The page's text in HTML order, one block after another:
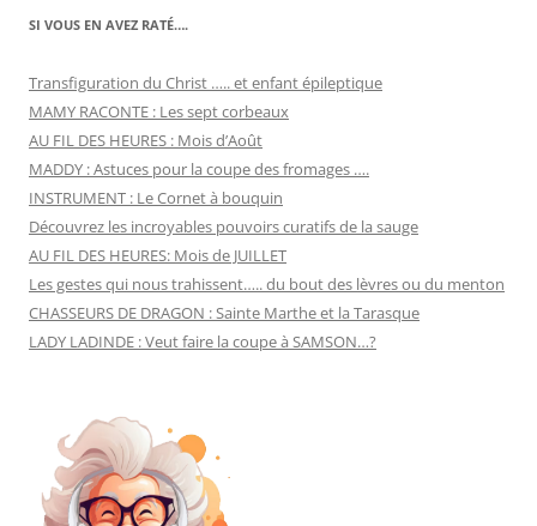
SI VOUS EN AVEZ RATÉ….
Transfiguration du Christ ….. et enfant épileptique
MAMY RACONTE : Les sept corbeaux
AU FIL DES HEURES : Mois d’Août
MADDY : Astuces pour la coupe des fromages ….
INSTRUMENT : Le Cornet à bouquin
Découvrez les incroyables pouvoirs curatifs de la sauge
AU FIL DES HEURES: Mois de JUILLET
Les gestes qui nous trahissent….. du bout des lèvres ou du menton
CHASSEURS DE DRAGON : Sainte Marthe et la Tarasque
LADY LADINDE : Veut faire la coupe à SAMSON…?